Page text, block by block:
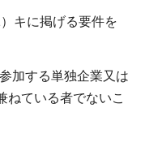
キに掲げる要件を
加する単独企業又は
ねている者でないこ